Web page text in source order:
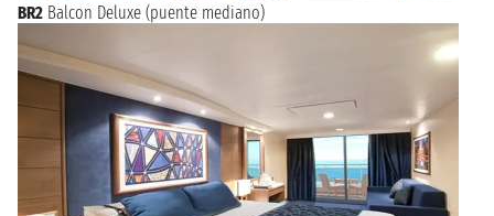
BR2 Balcon Deluxe (puente mediano)